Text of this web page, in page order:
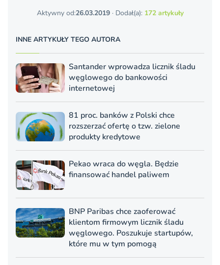
Aktywny od:26.03.2019· Dodał(a): 172 artykuły
INNE ARTYKUŁY TEGO AUTORA
Santander wprowadza licznik śladu
węglowego do bankowości
internetowej
81 proc. banków z Polski chce
rozszerzać ofertę o tzw. zielone
produkty kredytowe
Pekao wraca do węgla. Będzie
finansować handel paliwem
BNP Paribas chce zaoferować
klientom firmowym licznik śladu
węglowego. Poszukuje startupów,
które mu w tym pomogą